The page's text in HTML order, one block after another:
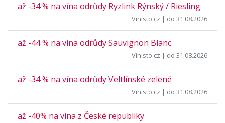
až -34 % na vína odrůdy Ryzlink Rýnský / Riesling
Vinisto.cz | do 31.08.2026
až -44 % na vína odrůdy Sauvignon Blanc
Vinisto.cz | do 31.08.2026
až -34 % na vína odrůdy Veltlínské zelené
Vinisto.cz | do 31.08.2026
až -40% na vína z České republiky